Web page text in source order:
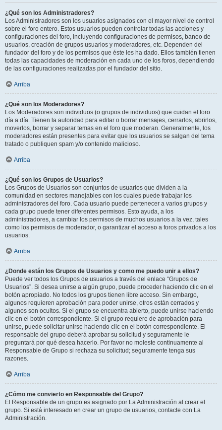
¿Qué son los Administradores?
Los Administradores son los usuarios asignados con el mayor nivel de control
sobre el foro entero. Estos usuarios pueden controlar todas las acciones y
configuraciones del foro, incluyendo configuraciones de permisos, baneo de
usuarios, creación de grupos usuarios y moderadores, etc. Dependen del
fundador del foro y de los permisos que éste les ha dado. Ellos también tienen
todas las capacidades de moderación en cada uno de los foros, dependiendo
de las configuraciones realizadas por el fundador del sitio.
Arriba
¿Qué son los Moderadores?
Los Moderadores son individuos (o grupos de individuos) que cuidan el foro
día a día. Tienen la autoridad para editar o borrar mensajes, cerrarlos, abrirlos,
moverlos, borrar y separar temas en el foro que moderan. Generalmente, los
moderadores están presentes para evitar que los usuarios se salgan del tema
tratado o publiquen spam y/o contenido malicioso.
Arriba
¿Qué son los Grupos de Usuarios?
Los Grupos de Usuarios son conjuntos de usuarios que dividen a la
comunidad en sectores manejables con los cuales puede trabajar los
administradores del foro. Cada usuario puede pertenecer a varios grupos y
cada grupo puede tener diferentes permisos. Esto ayuda, a los
administradores, a cambiar los permisos de muchos usuarios a la vez, tales
como los permisos de moderador, o garantizar el acceso a foros privados a los
usuarios.
Arriba
¿Donde están los Grupos de Usuarios y como me puedo unir a ellos?
Puede ver todos los Grupos de usuarios a través del enlace “Grupos de
Usuarios”. Si desea unirse a algún grupo, puede proceder haciendo clic en el
botón apropiado. No todos los grupos tienen libre acceso. Sin embargo,
algunos requieren aprobación para poder unirse, otros están cerrados y
algunos son ocultos. Si el grupo se encuentra abierto, puede unirse haciendo
clic en el botón correspondiente. Si el grupo requiere de aprobación para
unirse, puede solicitar unirse haciendo clic en el botón correspondiente. El
responsable del grupo deberá aprobar su solicitud y seguramente le
preguntará por qué desea hacerlo. Por favor no moleste continuamente al
Responsable de Grupo si rechaza su solicitud; seguramente tenga sus
razones.
Arriba
¿Cómo me convierto en Responsable del Grupo?
El Responsable de un grupo es asignado por La Administración al crear el
grupo. Si está interesado en crear un grupo de usuarios, contacte con La
Administración.